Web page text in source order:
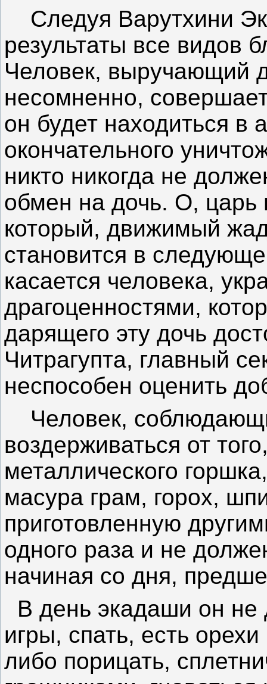
Следуя Варутхини
результаты все видов
Человек, выручающий
несомненно,
он будет находиться в
окончательного
никто никогда не
обмен на дочь. О, царь
который, движимый
становится в
касается человека,
драгоценностями,
дарящего эту дочь
Читрагупта, главный
неспособен оценить
Человек,
воздерживаться от
металлического
масура грам, горох,
приготовленную
одного раза и не
начиная со дня,
В день экадаши он не
игры, спать, есть
либо порицать,